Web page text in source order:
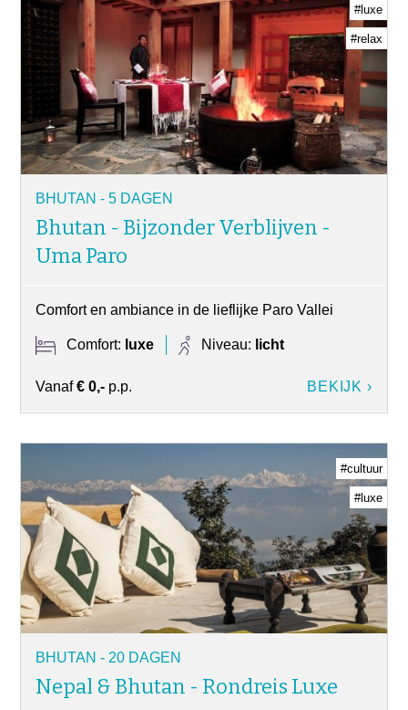
#luxe
#relax
BHUTAN - 5 DAGEN
Bhutan - Bijzonder Verblijven -
Uma Paro
Comfort en ambiance in de lieflijke Paro Vallei
Comfort: luxe Niveau: licht
Vanaf€ 0,- p.p. BEKIJK ›
#cultuur
#luxe
BHUTAN - 20 DAGEN
Nepal & Bhutan - Rondreis Luxe